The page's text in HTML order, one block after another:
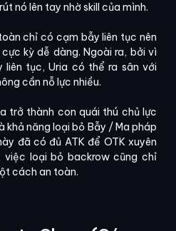
nó lên tay nhờ skill của mình.
chỉ có cạm bẫy liên tục nên
kỳ dễ dàng. Ngoài ra, bởi vì
liên tục, Uria có thể ra sân với
cần nỗ lực nhiều.
trở thành con quái thú chủ lực
khả năng loại bỏ Bẫy / Ma pháp
đã có đủ ATK để OTK xuyên
việc loại bỏ backrow cũng chỉ
cách an toàn.